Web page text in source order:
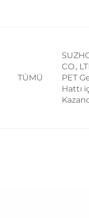
TÜMÜ
CO.,
PET
Hattı